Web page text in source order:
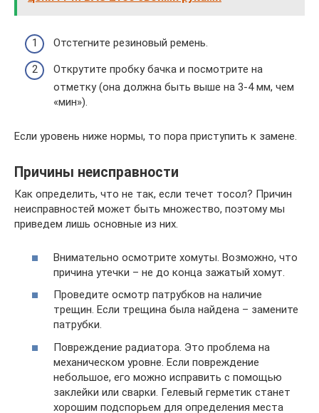
Отстегните резиновый ремень.
Открутите пробку бачка и посмотрите на
отметку (она должна быть выше на 3-4 мм, чем
«мин»).
Если уровень ниже нормы, то пора приступить к замене.
Причины неисправности
Как определить, что не так, если течет тосол? Причин
неисправностей может быть множество, поэтому мы
приведем лишь основные из них.
Внимательно осмотрите хомуты. Возможно, что
причина утечки – не до конца зажатый хомут.
Проведите осмотр патрубков на наличие
трещин. Если трещина была найдена – замените
патрубки.
Повреждение радиатора. Это проблема на
механическом уровне. Если повреждение
небольшое, его можно исправить с помощью
заклейки или сварки. Гелевый герметик станет
хорошим подспорьем для определения места